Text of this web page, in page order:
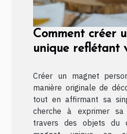
Comment créer
unique reflétant
Créer un magnet
manière originale de
tout en affirmant sa
cherche à exprimer
travers des objets du